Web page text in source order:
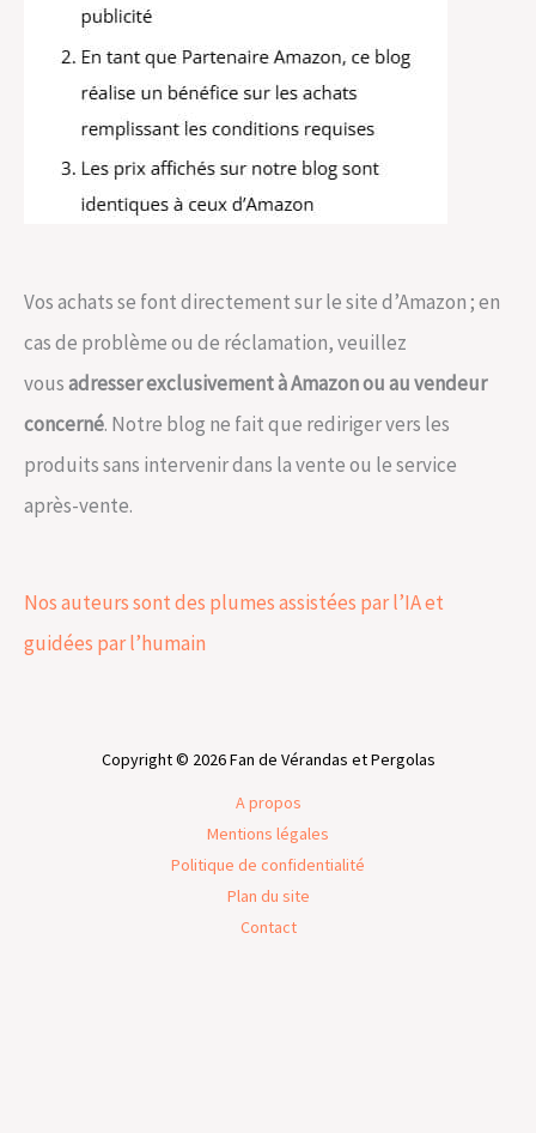
Vos achats se font directement sur le site d’Amazon ; en
cas de problème ou de réclamation, veuillez
vousadresser exclusivement à Amazon ou au vendeur
concerné. Notre blog ne fait que rediriger vers les
produits sans intervenir dans la vente ou le service
après-vente.
Nos auteurs sont des plumes assistées par l’IA et
guidées par l’humain
Copyright © 2026 Fan de Vérandas et Pergolas
A propos
Mentions légales
Politique de confidentialité
Plan du site
Contact